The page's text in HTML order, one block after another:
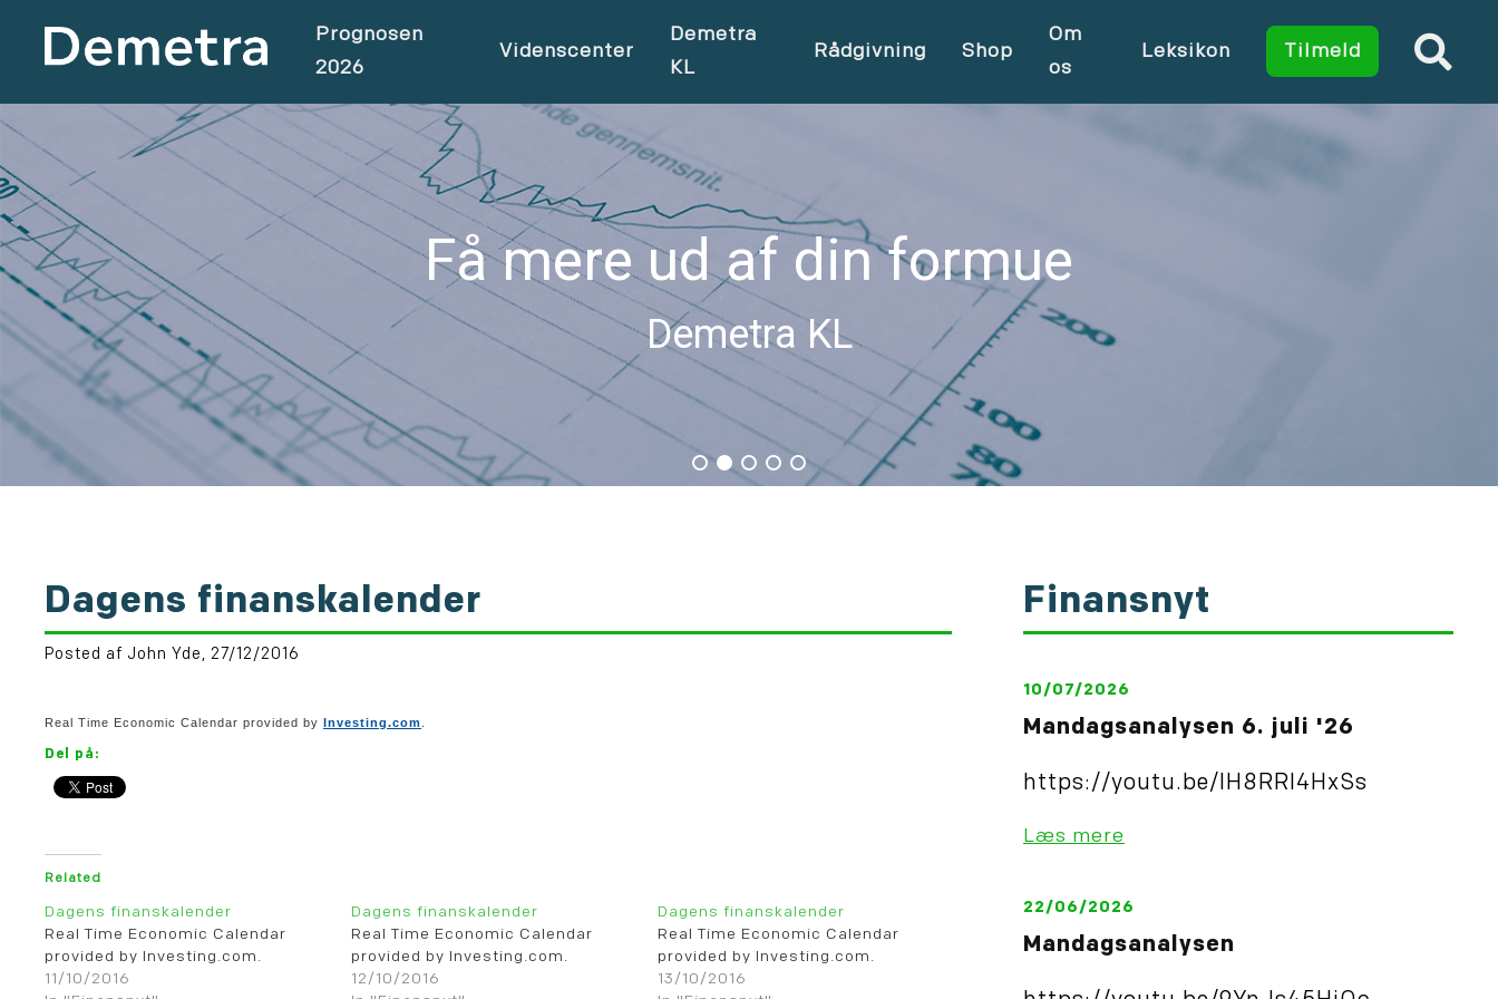
Prognosen
2026
Videnscenter
Demetra
KL
Rådgivning Shop
Om
os
Leksikon Tilmeld
Få mere ud af din formue
Demetra KL
Dagens finanskalender
Posted af John Yde, 27/12/2016
Real Time Economic Calendar provided by Investing.com
Del på:
Related
Dagens finanskalender
Real Time Economic Calendar
provided by Investing.com.
11/10/2016
Dagens finanskalender
Real Time Economic Calendar
provided by Investing.com.
12/10/2016
Dagens finanskalender
Real Time Economic Calendar
provided by Investing.com.
13/10/2016
Finansnyt
10/07/2026
Mandagsanalysen 6. juli '26
https://youtu.be/IH8RRl4HxSs
Læs mere
22/06/2026
Mandagsanalysen